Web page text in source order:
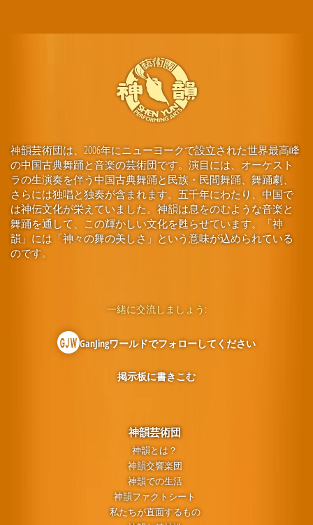
神韻芸術団は、2006年にニューヨークで設立された世界最高峰
の中国古典舞踊と音楽の芸術団です。演目には、オーケスト
ラの生演奏を伴う中国古典舞踊と民族・民間舞踊、舞踊劇、
さらには独唱と独奏が含まれます。五千年にわたり、中国で
は神伝文化が栄えていました。神韻は息をのむような音楽と
舞踊を通して、この輝かしい文化を甦らせています。「神
韻」には「神々の舞の美しさ」という意味が込められている
のです。
神韻芸術団
神韻とは？
神韻交響楽団
神韻での生活
神韻ファクトシート
私たちが直面するもの
一緒に交流しましょう:
GanJingワールドでフォローしてください
掲示板に書きこむ